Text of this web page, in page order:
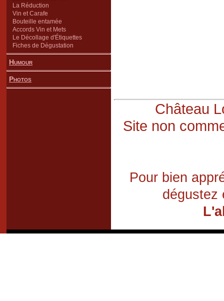
La Réduction
Vin et Carafe
Bouteille entamée
Accords Vin et Mets
Le Décollage d'Étiquettes
Fiches de Dégustation
Humour
Photos
Château
Site non
Pour bien
dégustez